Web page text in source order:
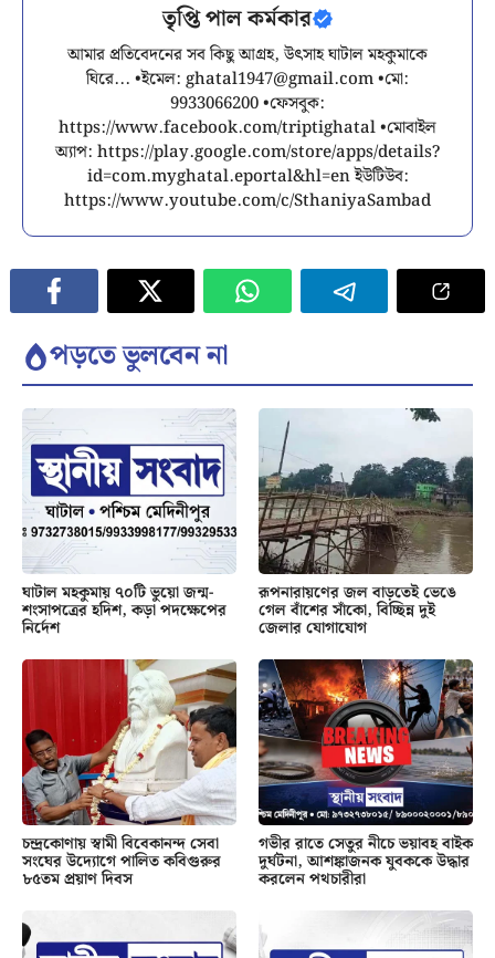
তৃপ্তি পাল কর্মকার
আমার প্রতিবেদনের সব কিছু আগ্রহ, উৎসাহ ঘাটাল মহকুমাকে
ঘিরে... •ইমেল: ghatal1947@gmail.com•মো:
9933066200 •ফেসবুক:
https://www.facebook.com/triptighatal •মোবাইল
অ্যাপ: https://play.google.com/store/apps/details?
id=com.myghatal.eportal&hl=en ইউটিউব:
https://www.youtube.com/c/SthaniyaSambad
পড়তে ভুলবেন না
ঘাটাল মহকুমায় ৭০টি ভুয়ো জন্ম-
শংসাপত্রের হদিশ, কড়া পদক্ষেপের
নির্দেশ
রূপনারায়ণের জল বাড়তেই ভেঙে
গেল বাঁশের সাঁকো, বিচ্ছিন্ন দুই
জেলার যোগাযোগ
চন্দ্রকোণায় স্বামী বিবেকানন্দ সেবা
সংঘের উদ্যোগে পালিত কবিগুরুর
৮৫তম প্রয়াণ দিবস
গভীর রাতে সেতুর নীচে ভয়াবহ বাইক
দুর্ঘটনা, আশঙ্কাজনক যুবককে উদ্ধার
করলেন পথচারীরা